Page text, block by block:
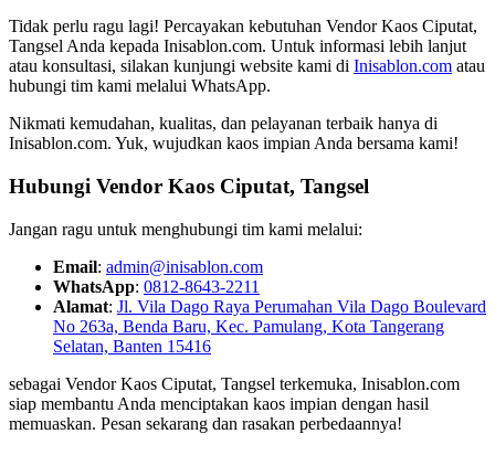
Tidak perlu ragu lagi! Percayakan kebutuhan Vendor Kaos Ciputat,
Tangsel Anda kepada Inisablon.com. Untuk informasi lebih lanjut
atau konsultasi, silakan kunjungi website kami di Inisablon.com atau
hubungi tim kami melalui WhatsApp.
Nikmati kemudahan, kualitas, dan pelayanan terbaik hanya di
Inisablon.com. Yuk, wujudkan kaos impian Anda bersama kami!
Hubungi Vendor Kaos Ciputat, Tangsel
Jangan ragu untuk menghubungi tim kami melalui:
Email: admin@inisablon.com
WhatsApp: 0812-8643-2211
Alamat: Jl. Vila Dago Raya Perumahan Vila Dago Boulevard
No 263a, Benda Baru, Kec. Pamulang, Kota Tangerang
Selatan, Banten 15416
sebagai Vendor Kaos Ciputat, Tangsel terkemuka, Inisablon.com
siap membantu Anda menciptakan kaos impian dengan hasil
memuaskan. Pesan sekarang dan rasakan perbedaannya!